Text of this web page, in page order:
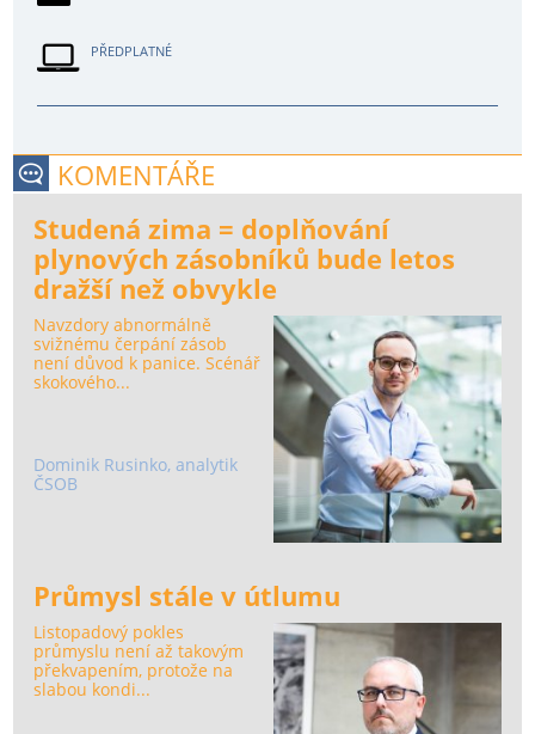
PŘEDPLATNÉ
KOMENTÁŘE
Studená zima = doplňování
plynových zásobníků bude letos
dražší než obvykle
Navzdory abnormálně
svižnému čerpání zásob
není důvod k panice. Scénář
skokového...
Dominik Rusinko, analytik
ČSOB
Průmysl stále v útlumu
Listopadový pokles
průmyslu není až takovým
překvapením, protože na
slabou kondi...